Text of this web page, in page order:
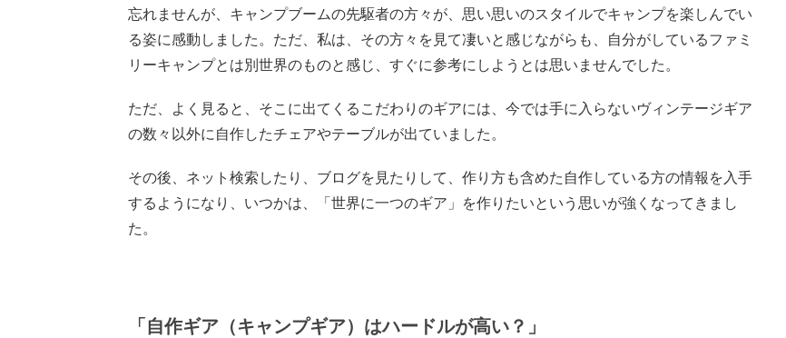
忘れませんが、キャンプブームの先駆者の方々が、思い思いのスタイルでキャンプを楽しんでい
る姿に感動しました。ただ、私は、その方々を見て凄いと感じながらも、自分がしているファミ
リーキャンプとは別世界のものと感じ、すぐに参考にしようとは思いませんでした。
ただ、よく見ると、そこに出てくるこだわりのギアには、今では手に入らないヴィンテージギア
の数々以外に自作したチェアやテーブルが出ていました。
その後、ネット検索したり、ブログを見たりして、作り方も含めた自作している方の情報を入手
するようになり、いつかは、「世界に一つのギア」を作りたいという思いが強くなってきまし
た。
「自作ギア（キャンプギア）はハードルが高い？」